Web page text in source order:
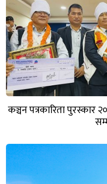
कञ्चन पत्रकारिता पुरस्कार